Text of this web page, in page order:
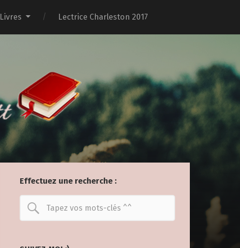
Livres Lectrice Charleston 2017
Effectuez une recherche :